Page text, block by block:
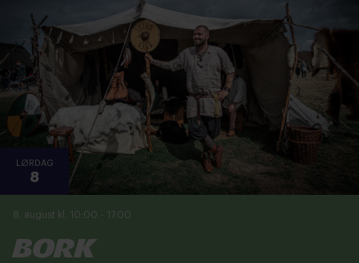
LØRDAG
8
8. august kl. 10:00 - 17:00
Bork